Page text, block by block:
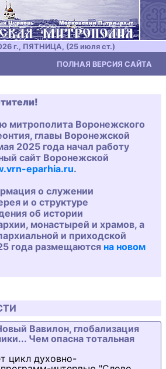
г., ПЯТНИЦА, (25 июля ст.)
ПОЛНАЯ ВЕРСИЯ САЙТА
митрополита Воронежского
главы Воронежской
2025 года начал работу
сайт Воронежской
eparhia.ru.
о служении
и о структуре
об истории
монастырей и храмов, а
и приходской
года размещаются на новом
Вавилон, глобализация
Чем опасна тотальная
цикл духовно-